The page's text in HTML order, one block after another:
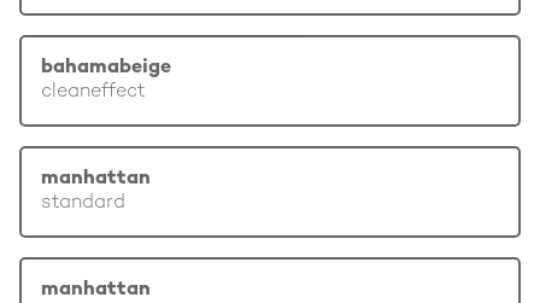
bahamabeige
cleaneffect
manhattan
standard
manhattan